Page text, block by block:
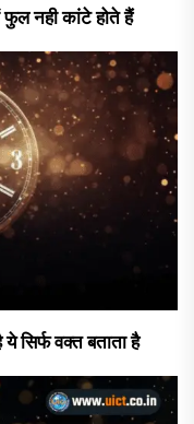
नही कांटे होते हैं
वक्त बताता है